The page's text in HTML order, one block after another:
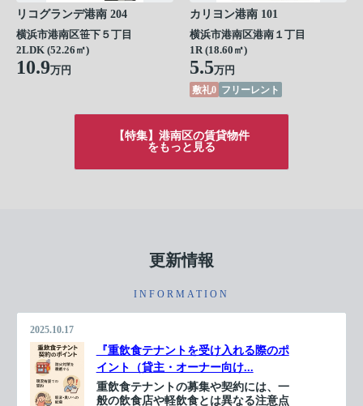
リコグランデ港南 204
横浜市港南区笹下５丁目
2LDK (52.26㎡)
10.9万円
カリヨン港南 101
横浜市港南区港南１丁目
1R (18.60㎡)
5.5万円
敷礼0 フリーレント
【特集】港南区の賃貸物件
をもっと見る
更新情報
INFORMATION
2025.10.17
『重飲食テナントを受け入れる際のポ
イント（貸主・オーナー向け...
重飲食テナントの募集や契約には、一
般の飲食店や軽飲食とは異なる注意点